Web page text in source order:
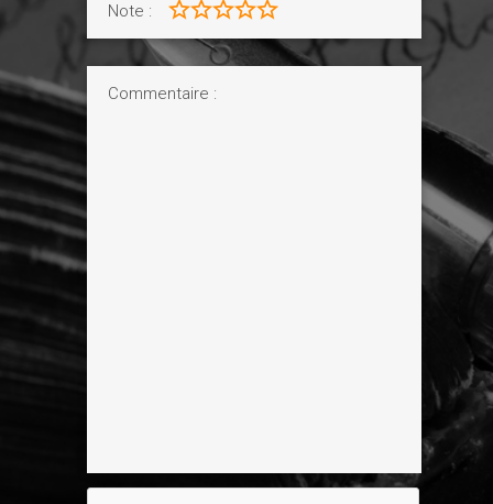
Note :